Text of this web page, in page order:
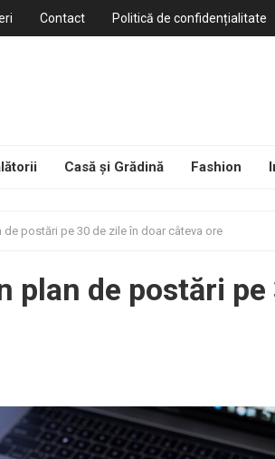
Contact Politică de confidențialitate
Casă și Grădină Fashion
de postări pe 30 de zile în doar câteva ore
plan de postări